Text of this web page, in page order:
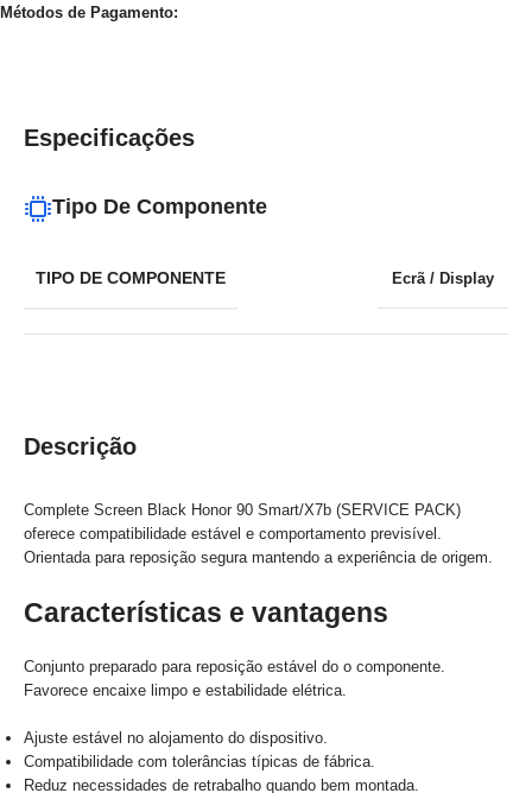
Métodos de Pagamento:
Descrição
Complete Screen Black Honor 90 Smart/X7b (SERVICE PACK)
oferece compatibilidade estável e comportamento previsível.
Orientada para reposição segura mantendo a experiência de origem.
Características e vantagens
Conjunto preparado para reposição estável do o componente.
Favorece encaixe limpo e estabilidade elétrica.
Ajuste estável no alojamento do dispositivo.
Compatibilidade com tolerâncias típicas de fábrica.
Reduz necessidades de retrabalho quando bem montada.
Especificações
Tipo De Componente
TIPO DE COMPONENTE Ecrã / Display